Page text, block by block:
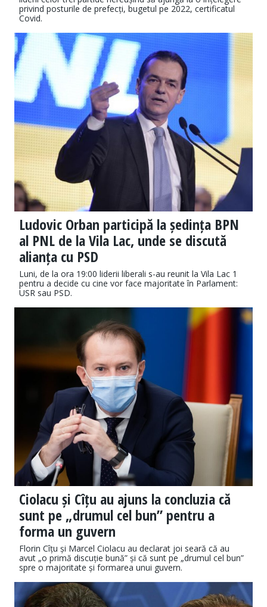
privind posturile de prefecți, bugetul pe 2022, certificatul
Covid.
Ludovic Orban participă la ședința BPN
al PNL de la Vila Lac, unde se discută
alianța cu PSD
Luni, de la ora 19:00 liderii liberali s-au reunit la Vila Lac 1
pentru a decide cu cine vor face majoritate în Parlament:
USR sau PSD.
Ciolacu și Cîțu au ajuns la concluzia că
sunt pe „drumul cel bun” pentru a
forma un guvern
Florin Cîțu și Marcel Ciolacu au declarat joi seară că au
avut „o primă discuție bună” și că sunt pe „drumul cel bun”
spre o majoritate și formarea unui guvern.